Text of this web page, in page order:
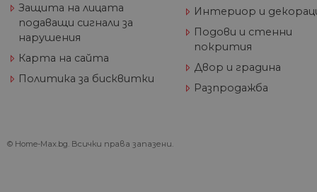
Защита на лицата
подаващи сигнали за
нарушения
Карта на сайта
Политика за бисквитки
Интериор и
Подови и стенни
покрития
Двор и градина
Разпродажба
© Home-Max.bg. Всички права запазени.
__utmz
_gid
_gcl_au